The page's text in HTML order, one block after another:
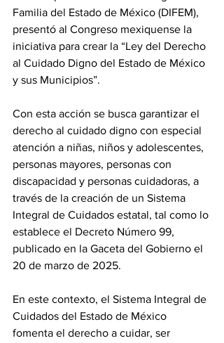
Familia del Estado de México (DIFEM),
presentó al Congreso mexiquense la
iniciativa para crear la “Ley del Derecho
al Cuidado Digno del Estado de México
y sus Municipios”.
Con esta acción se busca garantizar el
derecho al cuidado digno con especial
atención a niñas, niños y adolescentes,
personas mayores, personas con
discapacidad y personas cuidadoras, a
través de la creación de un Sistema
Integral de Cuidados estatal, tal como lo
establece el Decreto Número 99,
publicado en la Gaceta del Gobierno el
20 de marzo de 2025.
En este contexto, el Sistema Integral de
Cuidados del Estado de México
fomenta el derecho a cuidar, ser